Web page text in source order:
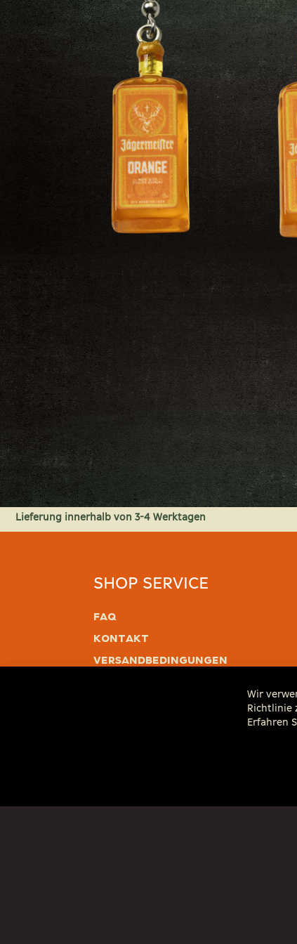
Zum
Anfang
der
Bildgalerie
springen
Lieferung innerhalb von 3-4 Werktagen
SHOP SERVICE
FAQ
Kontakt
Versandbedingungen
* Alle Preise inkl.
Wir
Richtlinie
Erfahren